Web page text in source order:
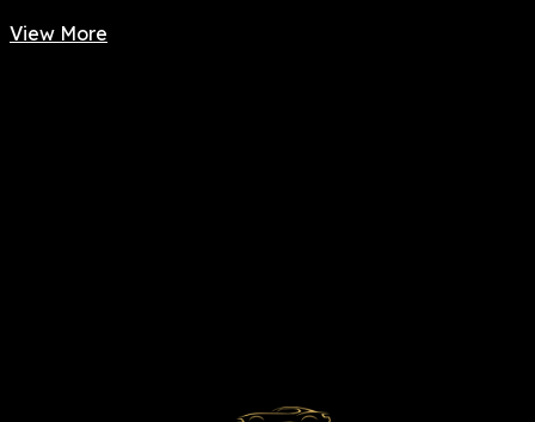
View More